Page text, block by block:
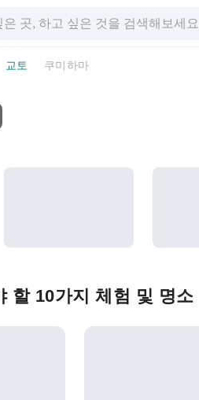
교토 쿠미하마
할 10가지 체험 및 명소